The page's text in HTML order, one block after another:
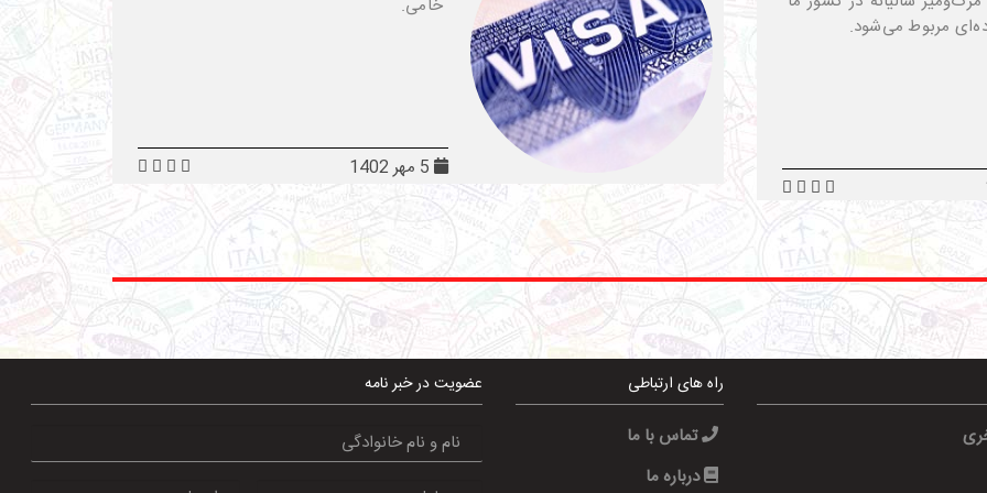
مربوط می‌شود.
خامی.
راه های ارتباطی
تماس با ما
درباره ما
عضویت در خبر نامه